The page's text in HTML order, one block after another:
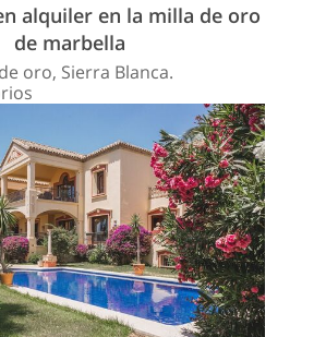
alquiler en la milla de oro
de marbella
oro, Sierra Blanca.